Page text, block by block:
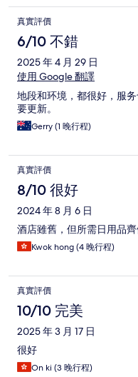
真實評價
6/10 不錯
2025 年 4 月 29 日
使用 Google 翻譯
地段和环境，都很好，服
要更新。
Gerry (1 晚行程)
真實評價
8/10 很好
2024 年 8 月 6 日
酒店雖舊，但所需日用品
Kwok hong (4 晚行程)
真實評價
10/10 完美
2025 年 3 月 17 日
很好
On ki (3 晚行程)